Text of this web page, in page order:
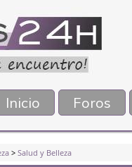
Inicio Foros
> Salud y Belleza